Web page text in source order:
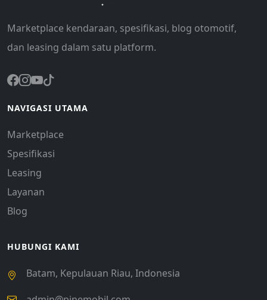
Marketplace kendaraan, spesifikasi, blog otomotif,
dan leasing dalam satu platform.
NAVIGASI UTAMA
Marketplace
Spesifikasi
Leasing
Layanan
Blog
HUBUNGI KAMI
Batam, Kepulauan Riau, Indonesia